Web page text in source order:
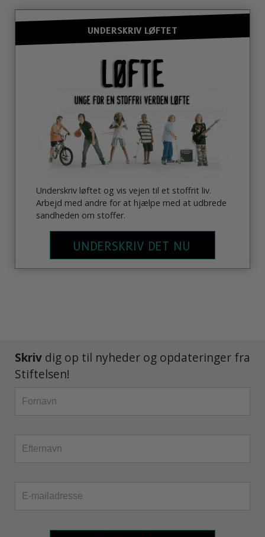
UNDERSKRIV LØFTET
Underskriv løftet og vis vejen til et stoffrit liv.
Arbejd med andre for at hjælpe med at udbrede
sandheden om stoffer.
UNDERSKRIV DET NU
Skriv dig op til nyheder og opdateringer fra
Stiftelsen!